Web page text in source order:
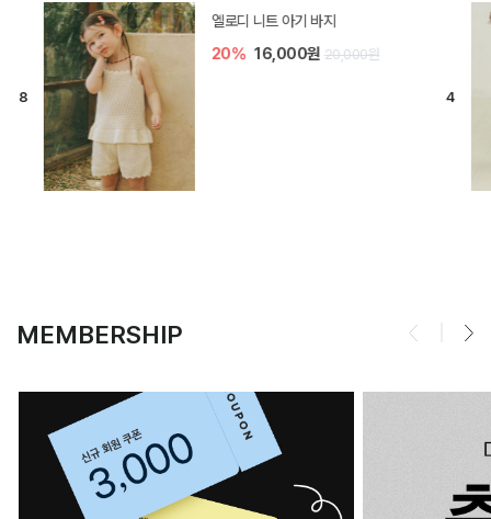
엘로디 니트 아기 바지
20% 16,000원 20,000원
MEMBERSHIP